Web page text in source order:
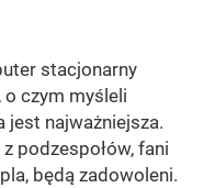
stacjonarny
czym myśleli
jest najważniejsza.
podzespołów, fani
będą zadowoleni.